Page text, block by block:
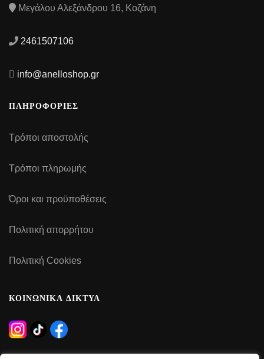
Μεγάλου Αλεξάνδρου 16, Κοζάνη
2461507106
info@anelloshop.gr
ΠΛΗΡΟΦΟΡΙΕΣ
Τρόποι αποστολής
Τρόποι πληρωμής
Όροι και προϋποθέσεις
Πολιτική απορρήτου
Πολιτική Cookies
ΚΟΙΝΩΝΙΚΑ ΔΙΚΤΥΑ